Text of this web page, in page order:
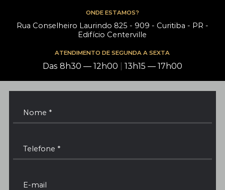
ONDE ESTAMOS?
Rua Conselheiro Laurindo 825 - 909 - Curitiba - PR -
Edifício Centerville
ATENDIMENTO DE SEGUNDA A SEXTA
Das 8h30 — 12h00 13h15 — 17h00